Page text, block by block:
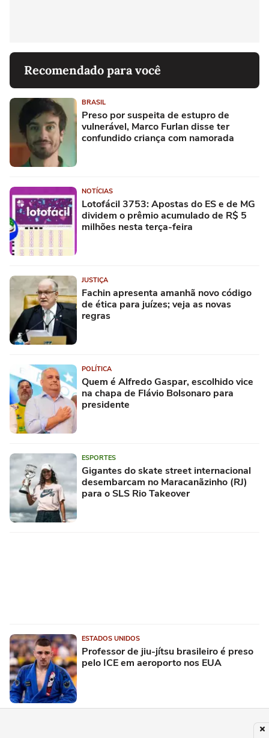
Recomendado para você
BRASIL
Preso por suspeita de estupro de
vulnerável, Marco Furlan disse ter
confundido criança com namorada
NOTÍCIAS
Lotofácil 3753: Apostas do ES e de MG
dividem o prêmio acumulado de R$ 5
milhões nesta terça-feira
JUSTIÇA
Fachin apresenta amanhã novo código
de ética para juízes; veja as novas
regras
POLÍTICA
Quem é Alfredo Gaspar, escolhido vice
na chapa de Flávio Bolsonaro para
presidente
ESPORTES
Gigantes do skate street internacional
desembarcam no Maracanãzinho (RJ)
para o SLS Rio Takeover
ESTADOS UNIDOS
Professor de jiu-jítsu brasileiro é preso
pelo ICE em aeroporto nos EUA